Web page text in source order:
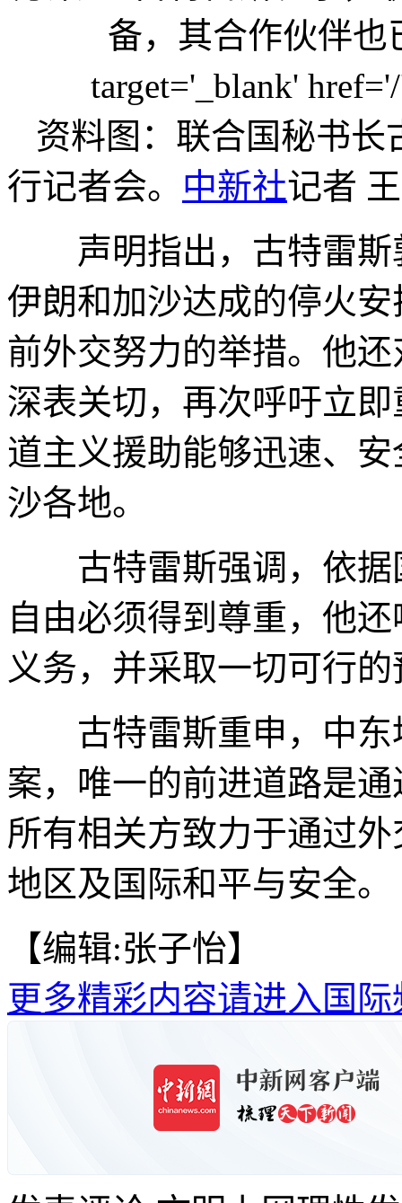
资料图：联合国秘书
行记者会。 中新社记者
声明指出，古特雷斯
伊朗和加沙达成的停火
前外交努力的举措。他
深表关切，再次呼吁立
道主义援助能够迅速、
沙各地。
古特雷斯强调，依据
自由必须得到尊重，他
义务，并采取一切可行
古特雷斯重申，中东
案，唯一的前进道路是
所有相关方致力于通过
地区及国际和平与安全。
【编辑:张子怡】
更多精彩内容请进入国际